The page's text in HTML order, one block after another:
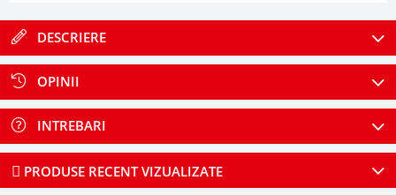
DESCRIERE
OPINII
INTREBARI
PRODUSE RECENT VIZUALIZATE